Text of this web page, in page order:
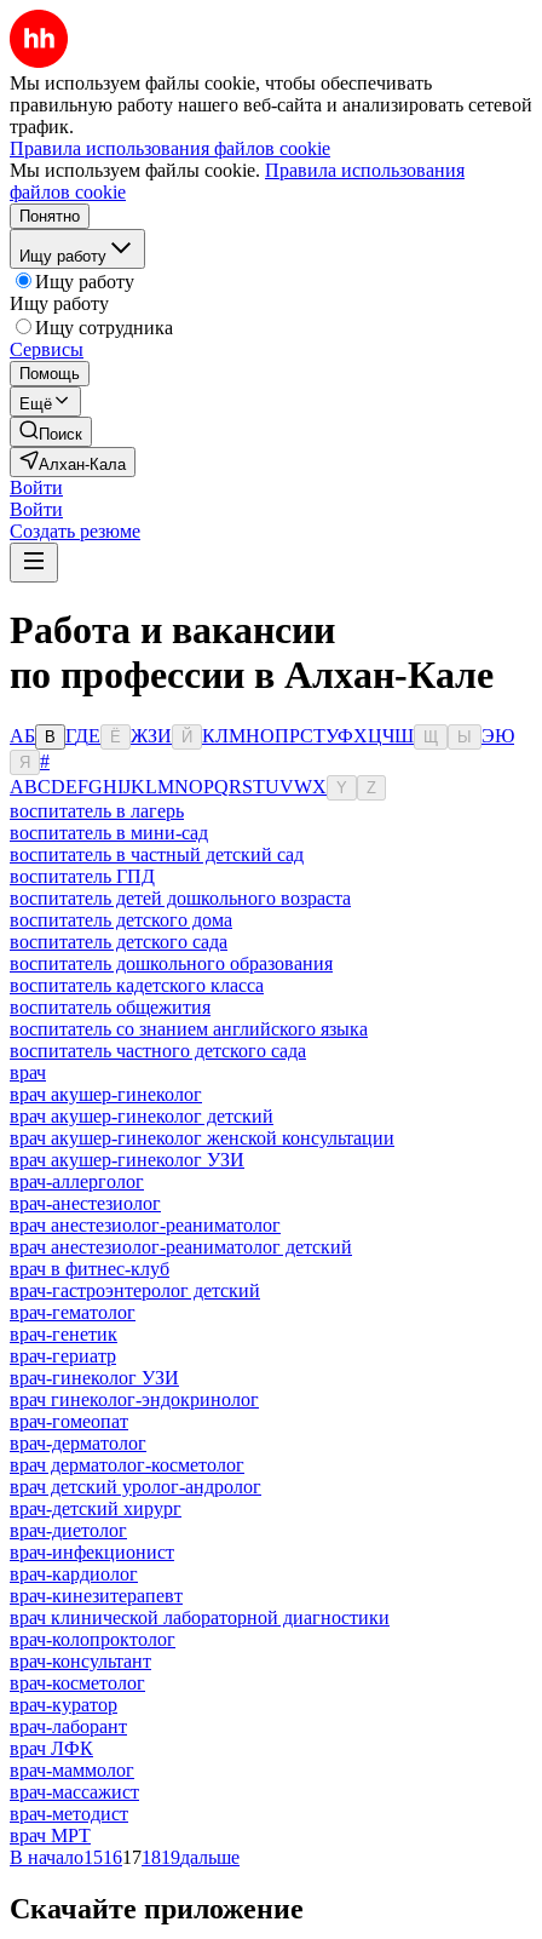
Мы используем файлы cookie, чтобы обеспечивать
правильную работу нашего веб-сайта и анализировать сетевой
трафик.
Правила использования файлов cookie
Мы используем файлы cookie. Правила использования
файлов cookie
Понятно
Ищу работу
Ищу работу
Ищу работу
Ищу сотрудника
Сервисы
Помощь
Ещё
Поиск
Алхан-Кала
Войти
Войти
Создать резюме
Работа и вакансии
по профессии в Алхан-Кале
АБ В ГДЕ Ё ЖЗИ Й КЛМНОПРСТУФХЦЧШ Ы ЭЮ
Я
#
ABCDEFGHIJKLMNOPQRSTUVWX Y Z
воспитатель в лагерь
воспитатель в мини-сад
воспитатель в частный детский сад
воспитатель ГПД
воспитатель детей дошкольного возраста
воспитатель детского дома
воспитатель детского сада
воспитатель дошкольного образования
воспитатель кадетского класса
воспитатель общежития
воспитатель со знанием английского языка
воспитатель частного детского сада
врач
врач акушер-гинеколог
врач акушер-гинеколог детский
врач акушер-гинеколог женской консультации
врач акушер-гинеколог УЗИ
врач-аллерголог
врач-анестезиолог
врач анестезиолог-реаниматолог
врач анестезиолог-реаниматолог детский
врач в фитнес-клуб
врач-гастроэнтеролог детский
врач-гематолог
врач-генетик
врач-гериатр
врач-гинеколог УЗИ
врач гинеколог-эндокринолог
врач-гомеопат
врач-дерматолог
врач дерматолог-косметолог
врач детский уролог-андролог
врач-детский хирург
врач-диетолог
врач-инфекционист
врач-кардиолог
врач-кинезитерапевт
врач клинической лабораторной диагностики
врач-колопроктолог
врач-консультант
врач-косметолог
врач-куратор
врач-лаборант
врач ЛФК
врач-маммолог
врач-массажист
врач-методист
врач МРТ
В начало1516171819дальше
Скачайте приложение